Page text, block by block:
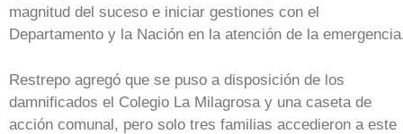
magnitud del suceso e iniciar gestiones con el
Departamento y la Nación en la atención de la
Restrepo agregó que se puso a disposición de los
damnificados el Colegio La Milagrosa y una caseta de
acción comunal, pero solo tres familias accedieron a este